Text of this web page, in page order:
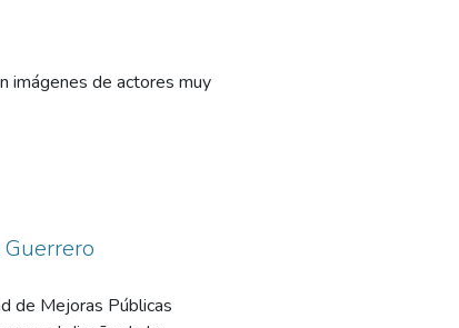
imágenes de actores muy
de Mejoras Públicas